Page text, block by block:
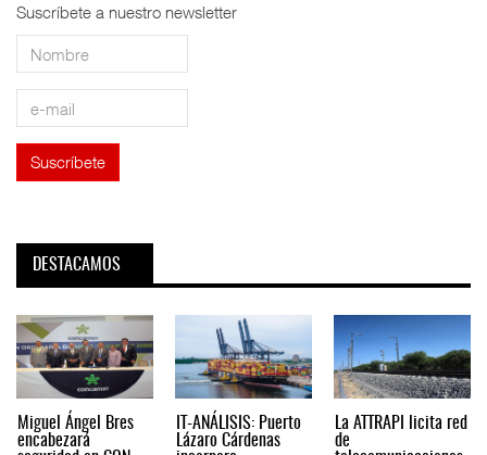
Suscríbete a nuestro newsletter
DESTACAMOS
Miguel Ángel Bres
encabezará
IT-ANÁLISIS: Puerto
Lázaro Cárdenas
La ATTRAPI licita red
de